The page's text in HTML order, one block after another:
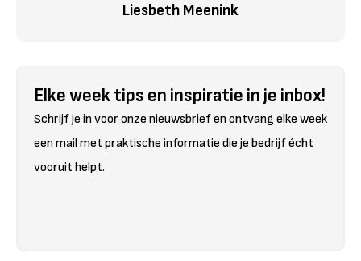
Liesbeth Meenink
Elke week tips en inspiratie in je inbox!
Schrijf je in voor onze nieuwsbrief en ontvang elke week
een mail met praktische informatie die je bedrijf écht
vooruit helpt.